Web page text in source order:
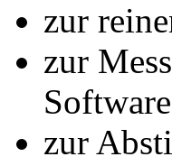
zur
zur
zur